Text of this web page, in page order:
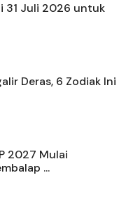
31 Juli 2026 untuk
Deras, 6 Zodiak Ini
2027 Mulai
...